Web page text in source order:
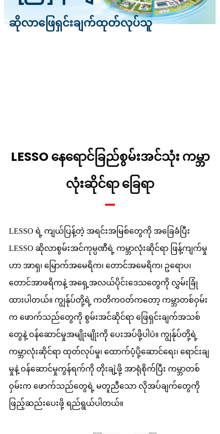
ဆိုလာဖြေရှင်းချက်ထုတ်လုပ်သူ
LESSO နေရောင်ခြည်စွမ်းအင်သုံး ကမ္ဘာ
လုံးဆိုင်ရာ ခြေရာ
LESSO ရဲ့ ကျယ်ပြန့်တဲ့ အရင်းအမြစ်တွေကို အခြေခံပြီး
LESSO ဆိုလာစွမ်းအင်ကုမ္ပဏီရဲ့ ကမ္ဘာလုံးဆိုင်ရာ ဖြန့်ကျက်မှု
ဟာ အာရှ၊ မြောက်အမေရိက၊ တောင်အမေရိက၊ ဥရောပ၊
တောင်အာဖရိကနဲ့ အရှေ့အလယ်ပိုင်းဒေသတွေကို လွှမ်းခြုံ
ထားပါတယ်။ ကျွန်ုပ်တို့ရဲ့ ကတိကဝတ်ကတော့ ကမ္ဘာတစ်ဝှမ်း
က ဖောက်သည်တွေကို စွမ်းအင်ဆိုင်ရာ ဖြေရှင်းချက်အသစ်
တွေနဲ့ ဝန်ဆောင်မှုအမျိုးမျိုးကို ပေးအပ်ဖို့ပါပဲ။ ကျွန်ုပ်တို့ရဲ့
ကမ္ဘာလုံးဆိုင်ရာ ထုတ်လုပ်မှု၊ ထောက်ပံ့ပို့ဆောင်ရေး၊ ရောင်းချ
မှုနဲ့ ဝန်ဆောင်မှုကွန်ရက်ကို တိုးချဲ့ဖို့ အာရုံစိုက်ပြီး ကမ္ဘာတစ်
ဝှမ်းက ဖောက်သည်တွေရဲ့ မတူညီသော လိုအပ်ချက်တွေကို
ဖြည့်ဆည်းပေးဖို့ ရည်ရွယ်ပါတယ်။